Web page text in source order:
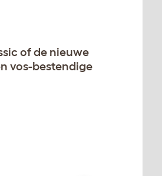
of de nieuwe
vos-bestendige